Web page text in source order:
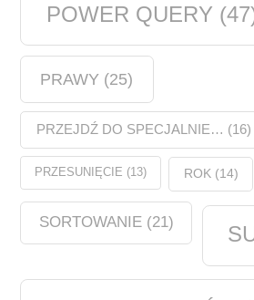
POWER QUERY
PRAWY (25)
PRZEJDŹ DO SPECJALNIE… (16)
PRZESUNIĘCIE (13) ROK (14)
SORTOWANIE(21)